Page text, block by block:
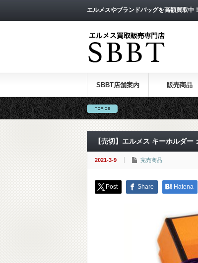
エルメスやブランドバッグを高額買取中
SBBT店舗案内 販売商品
【売切】エルメス キーホルダー
2021-3-9 完売商品
Post Share Hatena